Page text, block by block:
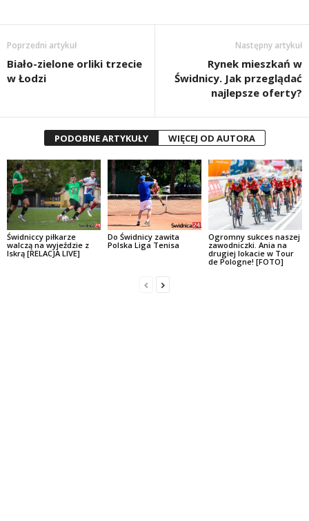
Poprzedni artykuł
Biało-zielone orliki trzecie
w Łodzi
Następny artykuł
Rynek mieszkań w
Świdnicy. Jak przeglądać
najlepsze oferty?
PODOBNE ARTYKUŁY WIĘCEJ OD AUTORA
Świdniccy piłkarze
walczą na wyjeździe z
Iskrą [RELACJA LIVE]
Do Świdnicy zawita
Polska Liga Tenisa
Ogromny sukces naszej
zawodniczki. Ania na
drugiej lokacie w Tour
de Pologne! [FOTO]